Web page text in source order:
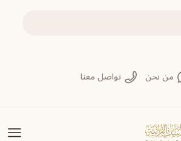
من نحن تواصل معنا